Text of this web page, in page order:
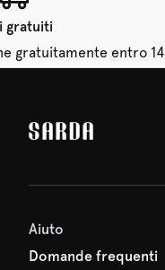
gratuiti
gratuitamente entro 14
tuo primo ordine
Aiuto
Domande frequenti